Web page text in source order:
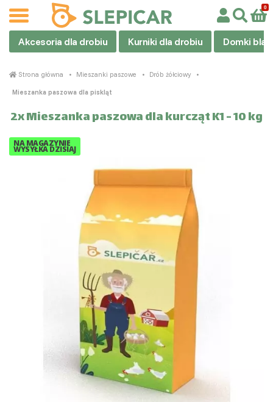
Akcesoria dla drobiu Kurniki dla drobiu Domki
Strona główna Mieszanki paszowe Drób żółciowy
Mieszanka paszowa dla piskląt
2x Mieszanka paszowa dla kurcząt K1 - 10 kg
NA MAGAZYNIE
WYSYŁKA DZISIAJ